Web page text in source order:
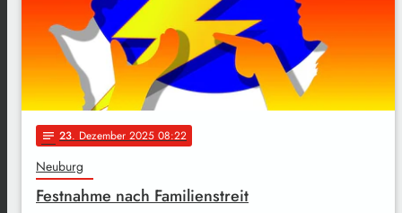
notes 23. Dezember 2025 08:22
Neuburg
Festnahme nach Familienstreit